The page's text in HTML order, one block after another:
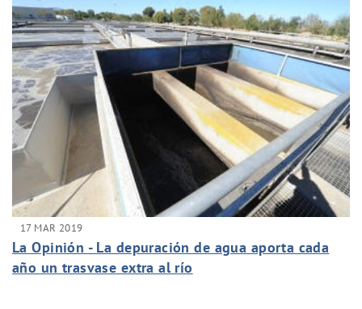
17 MAR 2019
La Opinión - La depuración de agua aporta cada
año un trasvase extra al río